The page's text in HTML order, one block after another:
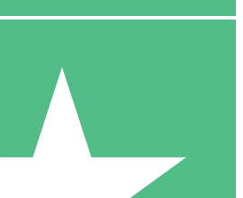
10 Descargas
20 00